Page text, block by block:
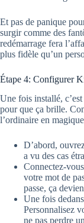
Et pas de panique
surgir comme des
redémarrage fera
plus fidèle qu’un
Étape 4: Configurer
Une fois installé,
pour que ça brille.
l’ordinaire en
D’abord,
a vu des cas
Connectez-
votre mot de
passe, ça
Une fois
Personnalisez
ne pas perdre